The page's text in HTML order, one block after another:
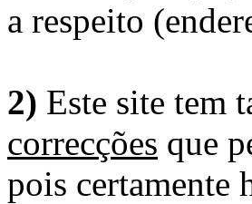
a respeito
2) Este site tem
correcções que
pois certamente